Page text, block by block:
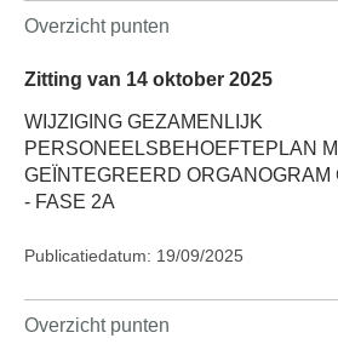
Overzicht punten
Zitting van 14 oktober 2025
WIJZIGING GEZAMENLIJK
PERSONEELSBEHOEFTEPLAN
GEÏNTEGREERD ORGANOGRAM
- FASE 2A
Publicatiedatum: 19/09/2025
Overzicht punten